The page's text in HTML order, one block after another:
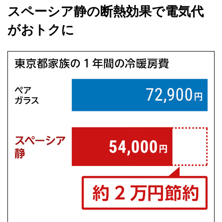
スペーシア静の断熱効果で電気代
がおトクに